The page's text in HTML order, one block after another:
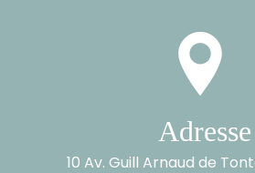
Adresse
10 Av. Guill Arnaud de